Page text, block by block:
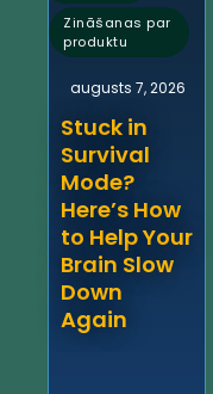
Zināšanas par
produktu
augusts 7, 2026
Stuck in
Survival
Mode?
Here’s How
to Help Your
Brain Slow
Down
Again